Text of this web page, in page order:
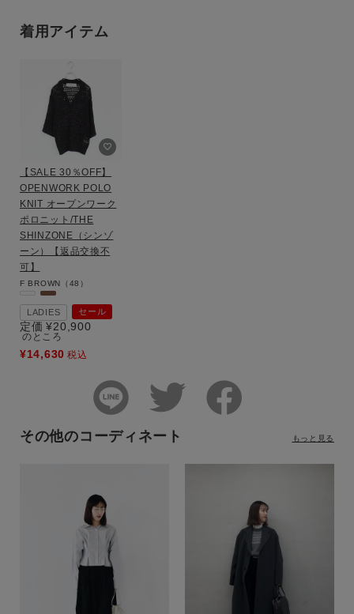
ブランド
着用アイテム
【SALE 30％OFF】
OPENWORK POLO
KNIT オープンワーク
ポロニット/THE
SHINZONE（シンゾ
ーン）【返品交換不
可】
F BROWN（48）
LADIES セール
定価 ¥20,900
のところ
¥14,630 税込
その他のコーディネート もっと見る